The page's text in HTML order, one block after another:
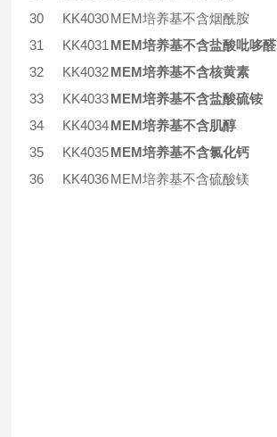
30
KK4030MEM培养基不含烟酰胺
31
KK4031 MEM培养基不含盐酸吡哆醛
32
KK4032MEM培养基不含核黄素
33
KK4033MEM培养基不含盐酸硫铵
34
KK4034MEM培养基不含肌醇
35
KK4035MEM培养基不含氯化钙
36
KK4036MEM培养基不含硫酸镁